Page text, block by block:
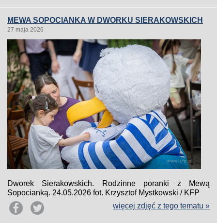
MEWA SOPOCIANKA W DWORKU SIERAKOWSKICH
27 maja 2026
Dworek Sierakowskich. Rodzinne poranki z Mewą
Sopocianką. 24.05.2026 fot. Krzysztof Mystkowski / KFP
więcej zdjęć z tego tematu »